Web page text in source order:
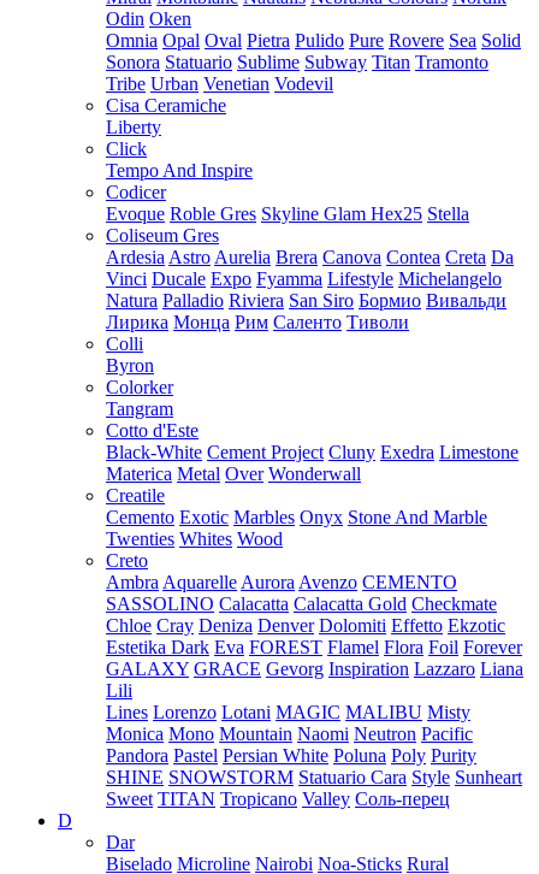
Odin Oken
Omnia Opal Oval Pietra Pulido Pure Rovere Sea Solid
Sonora Statuario Sublime Subway Titan Tramonto
Tribe Urban Venetian Vodevil
Cisa Ceramiche
Liberty
Click
Tempo And Inspire
Codicer
Evoque Roble Gres Skyline Glam Hex25 Stella
Coliseum Gres
Ardesia Astro Aurelia Brera Canova Contea Creta Da
Vinci Ducale Expo Fyamma Lifestyle Michelangelo
Natura Palladio Riviera San Siro Бормио Вивальди
Лирика Монца Рим Саленто Тиволи
Colli
Byron
Colorker
Tangram
Cotto d'Este
Black-White Cement Project Cluny Exedra Limestone
Materica Metal Over Wonderwall
Creatile
Cemento Exotic Marbles Onyx Stone And Marble
Twenties Whites Wood
Creto
Ambra Aquarelle Aurora Avenzo CEMENTO
SASSOLINO Calacatta Calacatta Gold Checkmate
Chloe Cray Deniza Denver Dolomiti Effetto Ekzotic
Estetika Dark Eva FOREST Flamel Flora Foil Forever
GALAXY GRACE Gevorg Inspiration Lazzaro Liana
Lili
Lines Lorenzo Lotani MAGIC MALIBU Misty
Monica Mono Mountain Naomi Neutron Pacific
Pandora Pastel Persian White Poluna Poly Purity
SHINE SNOWSTORM Statuario Cara Style Sunheart
Sweet TITAN Tropicano Valley Соль-перец
D
Dar
Biselado Microline Nairobi Noa-Sticks Rural